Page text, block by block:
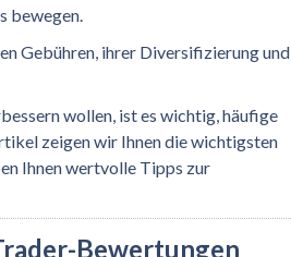
bewegen.
Gebühren, ihrer Diversifizierung und
wollen, ist es wichtig, häufige
zeigen wir Ihnen die wichtigsten
Ihnen wertvolle Tipps zur
Bewertungen